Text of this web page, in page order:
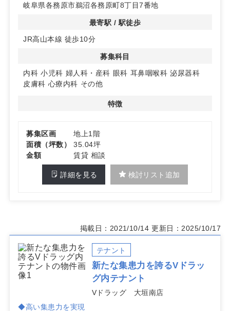
美容室跡の区画で、内科、小児科、婦人科、眼科、耳鼻咽
喉科、皮膚科など多様な診療科目の開業に適しています。
駐車場とエレベーターを完備しており、患者様の利便性を
高める環境が整っています。詳細はお問い合わせくださ
い。
岐阜県各務原市鵜沼各務原町8丁目7番地
最寄駅 / 駅徒歩
JR高山本線 徒歩10分
募集科目
内科 小児科 婦人科・産科 眼科 耳鼻咽喉科 泌尿器科
皮膚科 心療内科 その他
特徴
募集区画
地上1階
面積（坪数）
35.04坪
金額
賃貸 相談
詳細を見る 検討リスト追加
掲載日：2021/10/14 更新日：2025/10/17
テナント
新たな集患力を誇るVドラッ
グ内テナント
Vドラッグ 大垣南店
◆高い集患力を実現